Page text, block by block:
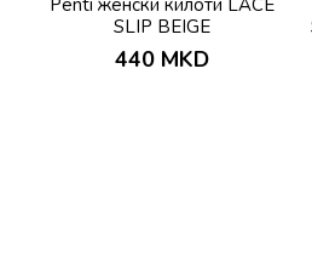
SLIP BEIGE
440 MKD